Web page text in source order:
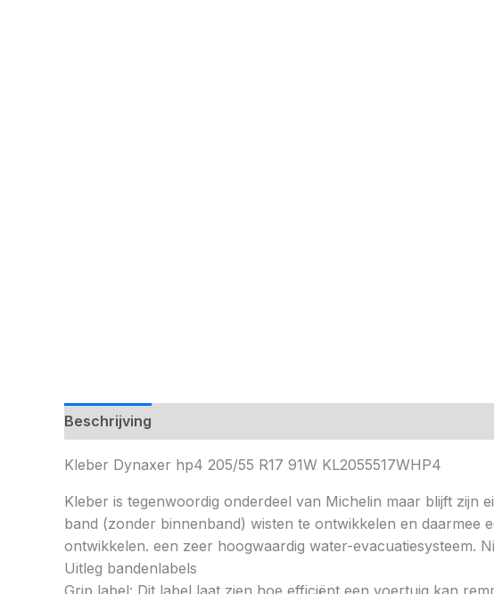
Beschrijving
Kleber Dynaxer hp4 205/55 R17 91W KL2055517WHP4
Kleber is tegenwoordig onderdeel van Michelin maar blijft zijn
band (zonder binnenband) wisten te ontwikkelen en daarmee
ontwikkelen. een zeer hoogwaardig water-evacuatiesysteem.
Uitleg bandenlabels